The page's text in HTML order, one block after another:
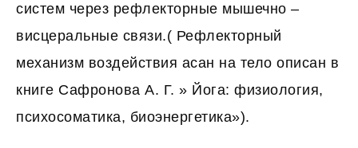
систем через рефлекторные мышечно –
висцеральные связи.( Рефлекторный
механизм воздействия асан на тело описан в
книге Сафронова А. Г. » Йога: физиология,
психосоматика, биоэнергетика»).